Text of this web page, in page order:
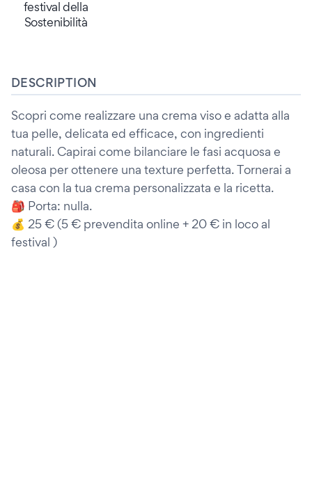
festival della
Sostenibilità
DESCRIPTION
Scopri come realizzare una crema viso e adatta alla
tua pelle, delicata ed efficace, con ingredienti
naturali. Capirai come bilanciare le fasi acquosa e
oleosa per ottenere una texture perfetta. Tornerai a
casa con la tua crema personalizzata e la ricetta.
🎒 Porta: nulla.
💰 25 € (5 € prevendita online + 20 € in loco al
festival )